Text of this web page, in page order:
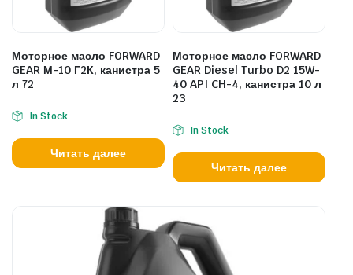
Моторное масло FORWARD
GEAR М-10 Г2К, канистра 5
л 72
In Stock
Читать далее
Моторное масло FORWARD
GEAR Diesel Turbo D2 15W-
40 API CH-4, канистра 10 л
23
In Stock
Читать далее